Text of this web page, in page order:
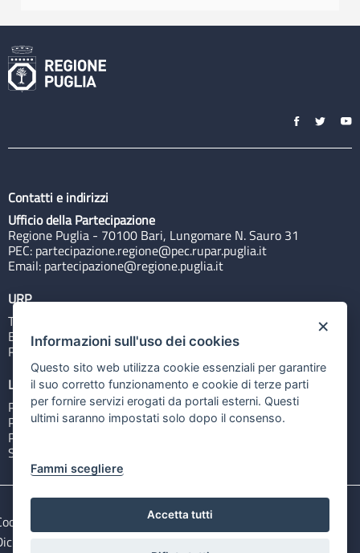
Contatti e indirizzi
Ufficio della Partecipazione
Regione Puglia - 70100 Bari, Lungomare N. Sauro 31
PEC: partecipazione.regione@pec.rupar.puglia.it
Email: partecipazione@regione.puglia.it
URP
Tel: 800713939
Email:quiregione@regione.puglia.it
Rubrica
Link utili
Portale Istituzionale
PO FESR Puglia 2014-2020
PSR Puglia 2014-2020
Sistema Puglia
e privacy
Note legali
di accessibilità
×
Informazioni sull'uso dei cookies
Questo sito web utilizza cookie essenziali per garantire
il suo corretto funzionamento e cookie di terze parti
per fornire servizi erogati da portali esterni. Questi
ultimi saranno impostati solo dopo il consenso.
Fammi scegliere
Accetta tutti